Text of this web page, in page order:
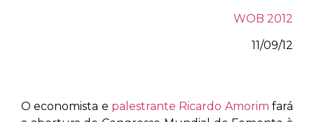
WOB 2012
11/09/12
O economista e palestrante Ricardo Amorim fará